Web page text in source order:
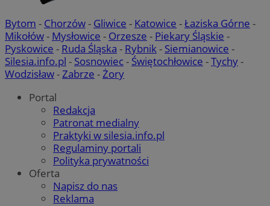
Bytom - Chorzów- Gliwice - Katowice -Łaziska Górne -
Mikołów- Mysłowice - Orzesze - Piekary Śląskie -
Pyskowice - Ruda Śląska - Rybnik- Siemianowice -
Silesia.info.pl - Sosnowiec- Świętochłowice -Tychy-
Wodzisław-Zabrze -Żory
Portal
Redakcja
Patronat medialny
Praktyki w silesia.info.pl
Regulaminy portali
Polityka prywatności
Oferta
Napisz do nas
Reklama